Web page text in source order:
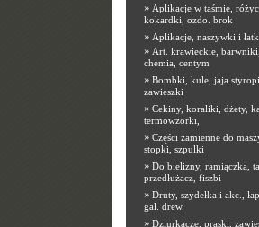
» Aplikacje w taśmie,
kokardki, ozdo. brok
» Aplikacje, naszywki i
» Art. krawieckie,
chemia, centym
» Bombki, kule, jaja
zawieszki
» Cekiny, koraliki, dżety,
termowzorki,
» Części zamienne do
stopki, szpulki
» Do bielizny, ramiączka,
przedłużacz, fiszbi
» Druty, szydełka i akc.,
gal. drew.
» Dziurkacze, praski,